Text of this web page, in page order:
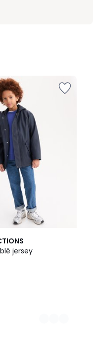
jersey